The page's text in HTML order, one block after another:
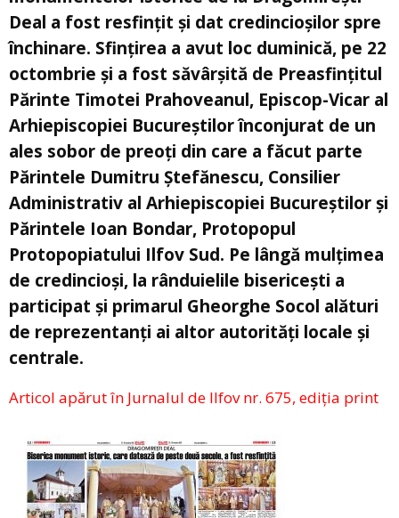
Deal a fost resfințit și dat credincioșilor spre
închinare. Sfințirea a avut loc duminică, pe 22
octombrie și a fost săvârșită de Preasfințitul
Părinte Timotei Prahoveanul, Episcop-Vicar al
Arhiepiscopiei Bucureștilor înconjurat de un
ales sobor de preoți din care a făcut parte
Părintele Dumitru Ștefănescu, Consilier
Administrativ al Arhiepiscopiei Bucureștilor și
Părintele Ioan Bondar, Protopopul
Protopopiatului Ilfov Sud. Pe lângă mulțimea
de credincioși, la rânduielile bisericești a
participat și primarul Gheorghe Socol alături
de reprezentanți ai altor autorități locale și
centrale.
Articol apărut în Jurnalul de Ilfov nr. 675, ediția print